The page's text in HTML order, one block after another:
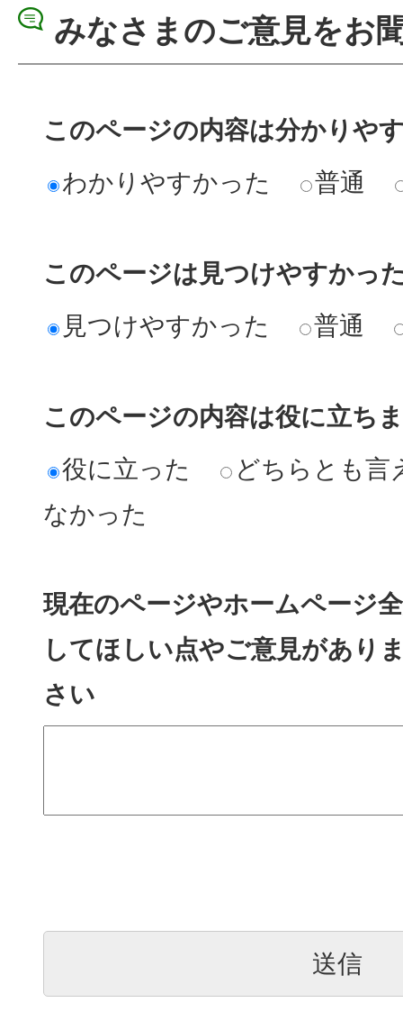
みなさまのご意見をお
このページの内容は分かりや
わかりやすかった
普通
このページは見つけやすかっ
見つけやすかった
普通
このページの内容は役に立ち
役に立った
どちらとも言
なかった
現在のページやホームページ
してほしい点やご意見があり
さい